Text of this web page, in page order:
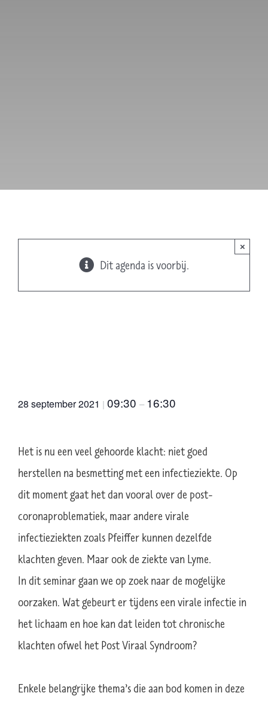
Dit agenda is voorbij.
×
28 september 2021 | 09:30 – 16:30
Het is nu een veel gehoorde klacht: niet goed
herstellen na besmetting met een infectieziekte. Op
dit moment gaat het dan vooral over de post-
coronaproblematiek, maar andere virale
infectieziekten zoals Pfeiffer kunnen dezelfde
klachten geven. Maar ook de ziekte van Lyme.
In dit seminar gaan we op zoek naar de mogelijke
oorzaken. Wat gebeurt er tijdens een virale infectie in
het lichaam en hoe kan dat leiden tot chronische
klachten ofwel het Post Viraal Syndroom?
Enkele belangrijke thema’s die aan bod komen in deze